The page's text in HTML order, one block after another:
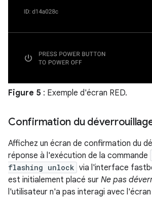
Figure 5 : Exemple d'écran RED.
Confirmation du
Affichez un écran de confirmation du
réponse à l'exécution de la commande
flashing unlock via l'interface
est initialement placé sur Ne pas
l'utilisateur n'a pas interagi avec